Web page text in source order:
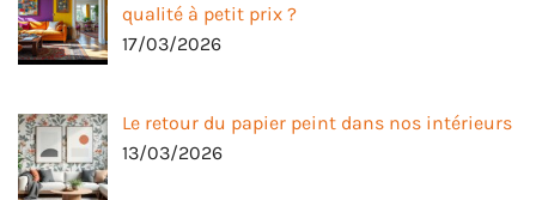
qualité à petit prix ?
17/03/2026
Le retour du papier peint dans nos intérieurs
13/03/2026